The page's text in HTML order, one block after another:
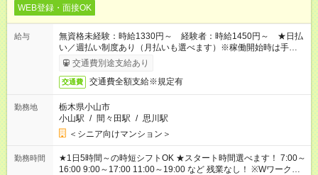
WEB登録・面接OK
給与
無資格未経験：時給1330円～ 経験者：時給1450円～ ★日払
い／週払い制度あり（月払いも選べます）※稼働開始時は手続き
完了次第のお支払いとなります。
交通費別途支給あり
交通費 交通費全額支給※規定有
勤務地
栃木県小山市
小山駅 / 間々田駅 / 思川駅
＜シニア向けマンション＞
勤務時間
★1日5時間～の時短シフトOK ★スタート時間選べます！ 7:00～
16:00 9:00～17:00 11:00～19:00 など 残業なし！ ※Wワークの